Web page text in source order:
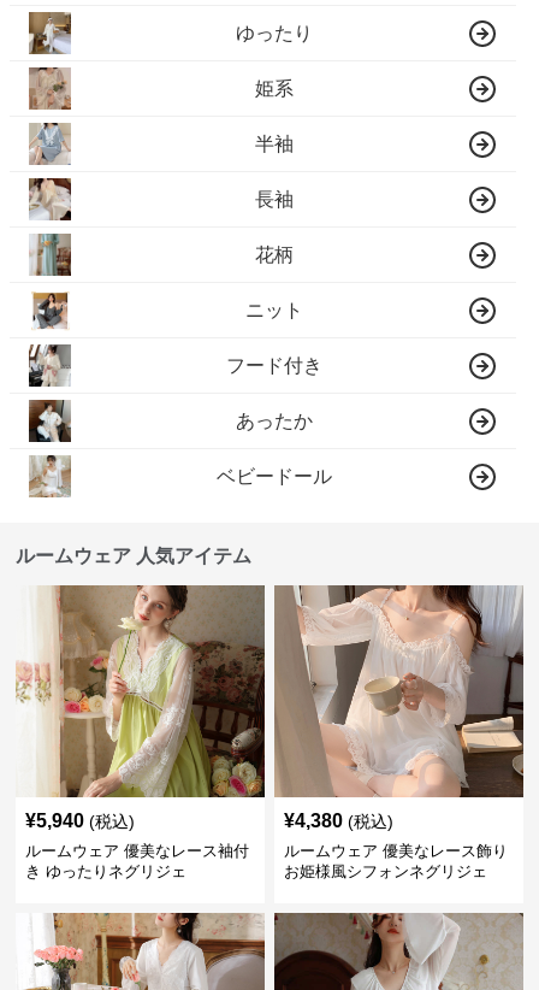
ゆったり
姫系
半袖
長袖
花柄
ニット
フード付き
あったか
ベビードール
ルームウェア 人気アイテム
¥5,940 (税込)
ルームウェア 優美なレース袖付
き ゆったりネグリジェ
¥4,380 (税込)
ルームウェア 優美なレース飾り
お姫様風シフォンネグリジェ